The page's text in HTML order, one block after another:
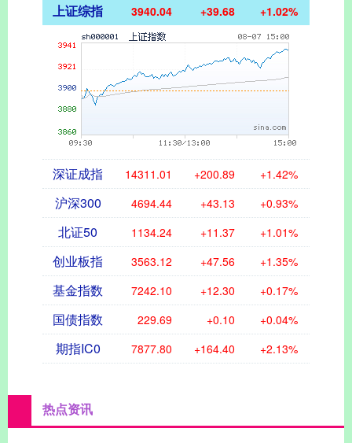
上证综指 3940.04 +39.68 +1.02%
深证成指 14311.01 +200.89 +1.42%
沪深300 4694.44 +43.13 +0.93%
北证50 1134.24 +11.37 +1.01%
创业板指 3563.12 +47.56 +1.35%
基金指数 7242.10 +12.30 +0.17%
国债指数 229.69 +0.10 +0.04%
期指IC0 7877.80 +164.40 +2.13%
热点资讯